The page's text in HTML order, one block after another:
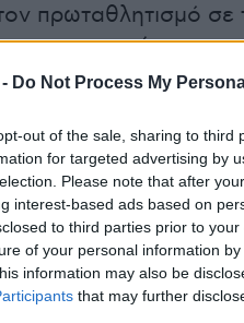
Do Not Process My
out of the sale, sharing to
for targeted advertising by
Please note that after
interest-based ads based on
to third parties prior to
of your personal information
information may also be
that may further
πρωταθλητισμό
του φοιτητή.